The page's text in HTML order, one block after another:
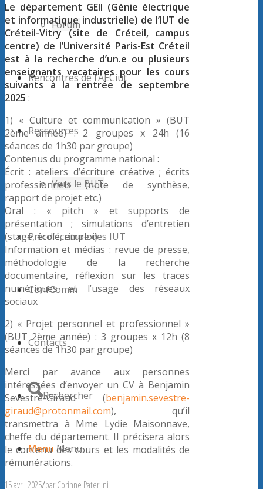
Forum
Rencontres de l’AECiut
Ressources
Vers le BUT
Prix d’écriture des IUT
ConfComm
Contacts
Rechercher
Menu Menu
Le département GEII (Génie électrique
et informatique industrielle) de l’IUT de
Créteil-Vitry (site de Créteil, campus
centre) de l’Université Paris-Est Créteil
est à la recherche d’un.e ou plusieurs
enseignants vacataires pour les cours
suivants à la rentrée de septembre
2025 :
1) « Culture et communication » (BUT
2ème année) : 2 groupes x 24h (16
séances de 1h30 par groupe)
Contenus du programme national :
Écrit : ateliers d’écriture créative ; écrits
professionnels (note de synthèse,
rapport de projet etc.)
Oral : « pitch » et supports de
présentation ; simulations d’entretien
(stage, école, emploi)
Information et médias : revue de presse,
méthodologie de la recherche
documentaire, réflexion sur les traces
numériques et l’usage des réseaux
sociaux
2) « Projet personnel et professionnel »
(BUT 2ème année) : 3 groupes x 12h (8
séances de 1h30 par groupe)
Merci par avance aux personnes
intéressées d’envoyer un CV à Benjamin
Sevestre-Giraud (benjamin.sevestre-
giraud@protonmail.com), qu’il
transmettra à Mme Lydie Maisonnave,
cheffe du département. Il précisera alors
le contenu des cours et les modalités de
rémunérations.
15 avril 2025/parCorinne Paterlini